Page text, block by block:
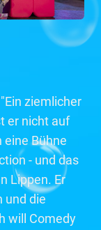
ziemlicher
er nicht auf
Bühne
- und das
Lippen. Er
und die
will Comedy